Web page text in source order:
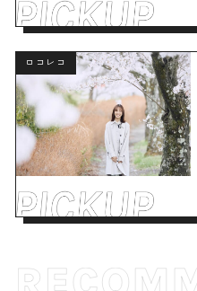
ロコレコ